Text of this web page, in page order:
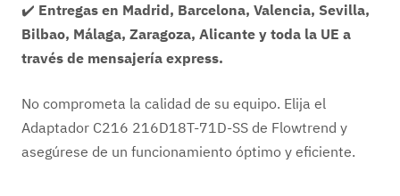
✔️ Entregas en Madrid, Barcelona, Valencia, Sevilla,
Bilbao, Málaga, Zaragoza, Alicante y toda la UE a
través de mensajería express.
No comprometa la calidad de su equipo. Elija el
Adaptador C216 216D18T-71D-SS de Flowtrend y
asegúrese de un funcionamiento óptimo y eficiente.